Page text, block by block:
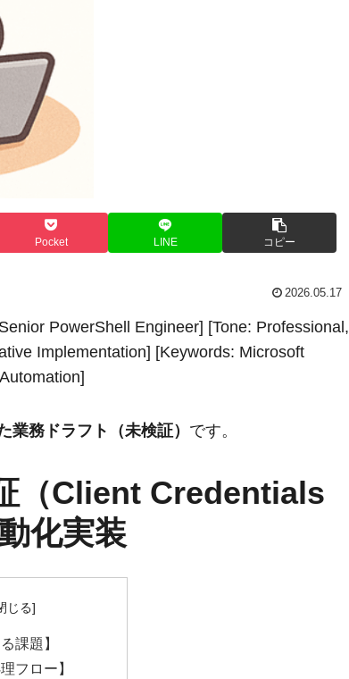
Pocket LINE コピー
2026.05.17
PowerShell Engineer] [Tone: Professional,
Implementation] [Keywords: Microsoft
務ドラフト（未検証） です。
（Client Credentials
化実装
課題】
フロー】